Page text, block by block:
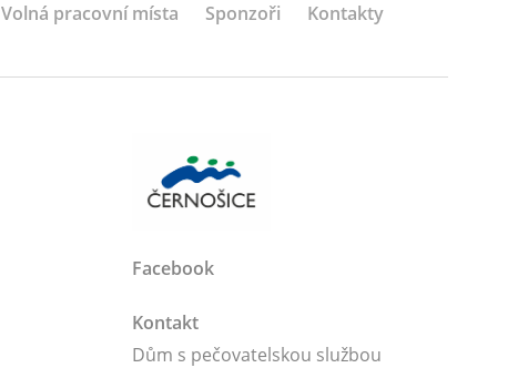
Volná pracovní místa Sponzoři Kontakty
Facebook
Kontakt
Dům s pečovatelskou službou